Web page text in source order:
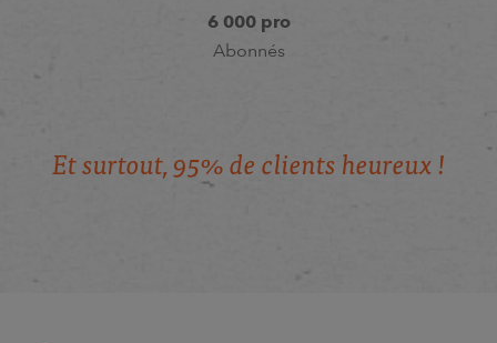
6 000 pro
Abonnés
Et surtout, 95% de clients heureux !